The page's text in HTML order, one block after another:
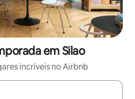
em Silao
incríveis no Airbnb